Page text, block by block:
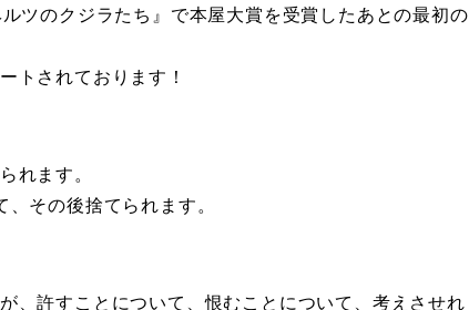
ツのクジラたち』で本屋大賞を受賞したあとの最初の
トされております！
れます。
その後捨てられます。
、許すことについて、恨むことについて、考えさせれ